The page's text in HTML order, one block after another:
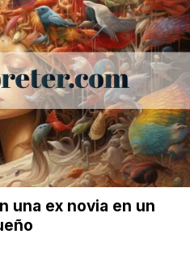
una ex novia en un